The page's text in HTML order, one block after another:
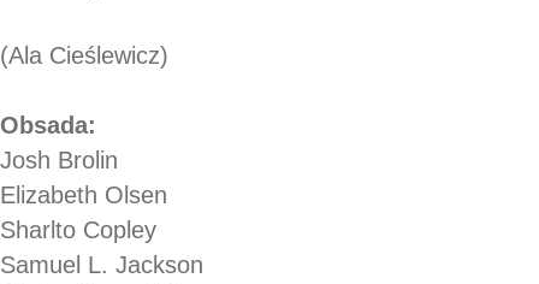
(Ala Cieślewicz)
Obsada:
Josh Brolin
Elizabeth Olsen
Sharlto Copley
Samuel L. Jackson